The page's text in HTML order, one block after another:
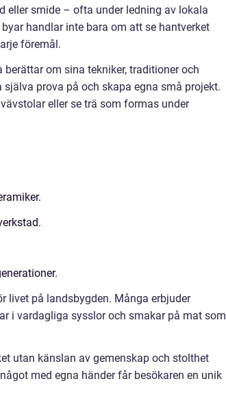
eller smide – ofta under ledning av lokala
handlar inte bara om att se hantverket
föremål.
om sina tekniker, traditioner och
prova på och skapa egna små projekt.
eller se trä som formas under
livet på landsbygden. Många erbjuder
i vardagliga sysslor och smakar på mat som
utan känslan av gemenskap och stolthet
med egna händer får besökaren en unik